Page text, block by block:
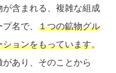
が含まれる、複雑な組成
名で、 １つの鉱物グル
ョンをもっています。
あり、そのことから